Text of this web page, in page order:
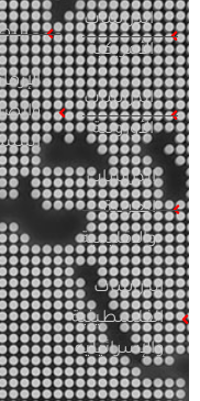
الدراسات
الأمريكية
الدراسات
الأوروبية
الدراسات
العربية
والإقليمية
الدراسات
الفلسطينية
والإسرائيلية